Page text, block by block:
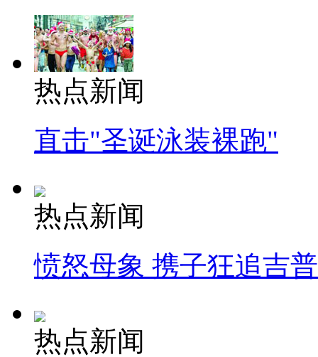
热点新闻
直击"圣诞泳装裸跑"
热点新闻
愤怒母象 携子狂追吉
热点新闻